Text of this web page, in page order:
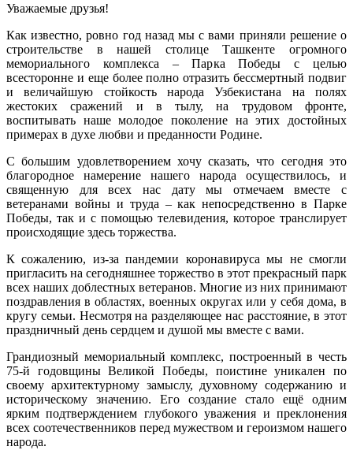
Уважаемые друзья!
Как известно, ровно год назад мы с вами приняли решение о
строительстве в нашей столице Ташкенте огромного
мемориального комплекса – Парка Победы с целью
всесторонне и еще более полно отразить бессмертный подвиг
и величайшую стойкость народа Узбекистана на полях
жестоких сражений и в тылу, на трудовом фронте,
воспитывать наше молодое поколение на этих достойных
примерах в духе любви и преданности Родине.
С большим удовлетворением хочу сказать, что сегодня это
благородное намерение нашего народа осуществилось, и
священную для всех нас дату мы отмечаем вместе с
ветеранами войны и труда – как непосредственно в Парке
Победы, так и с помощью телевидения, которое транслирует
происходящие здесь торжества.
К сожалению, из-за пандемии коронавируса мы не смогли
пригласить на сегодняшнее торжество в этот прекрасный парк
всех наших доблестных ветеранов. Многие из них принимают
поздравления в областях, военных округах или у себя дома, в
кругу семьи. Несмотря на разделяющее нас расстояние, в этот
праздничный день сердцем и душой мы вместе с вами.
Грандиозный мемориальный комплекс, построенный в честь
75-й годовщины Великой Победы, поистине уникален по
своему архитектурному замыслу, духовному содержанию и
историческому значению. Его создание стало ещё одним
ярким подтверждением глубокого уважения и преклонения
всех соотечественников перед мужеством и героизмом нашего
народа.